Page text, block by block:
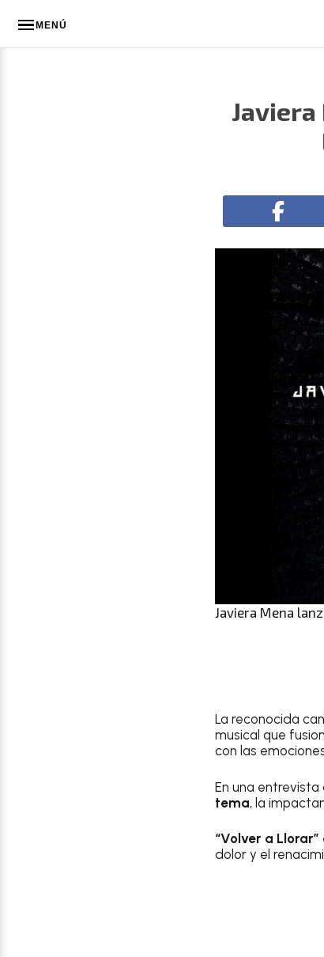
MENÚ
Javiera Mena
La reconocida
musical que
con las
En una entrevista
tema, la
“Volver a Llorar”
dolor y el